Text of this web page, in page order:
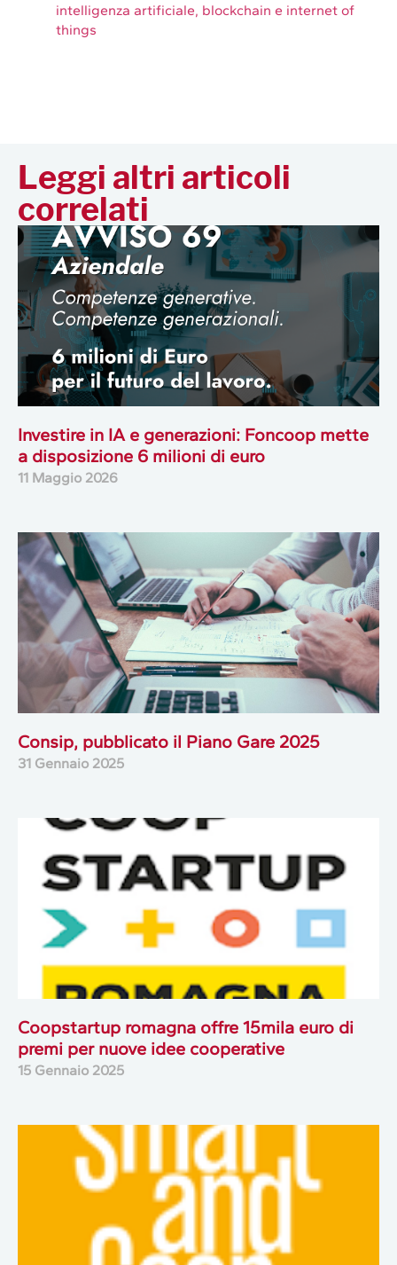
intelligenza artificiale, blockchain e internet of
things
Leggi altri articoli
correlati
Investire in IA e generazioni: Foncoop mette
a disposizione 6 milioni di euro
11 Maggio 2026
Consip, pubblicato il Piano Gare 2025
31 Gennaio 2025
Coopstartup romagna offre 15mila euro di
premi per nuove idee cooperative
15 Gennaio 2025